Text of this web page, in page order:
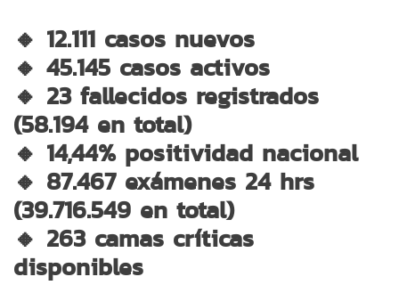
🔸 12.111 casos nuevos
🔸 45.145 casos activos
🔸 23 fallecidos registrados
(58.194 en total)
🔸 14,44% positividad nacional
🔸 87.467 exámenes 24 hrs
(39.716.549 en total)
🔸 263 camas críticas
disponibles